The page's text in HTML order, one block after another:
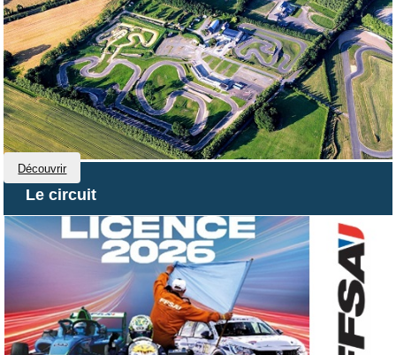
Découvrir
Le circuit